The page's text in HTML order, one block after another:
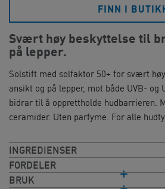
Svært høy beskyttelse til
på lepper.​
Solstift med solfaktor 50+ for svært
ansikt og på lepper, mot både UVB- og
bidrar til å opprettholde hudbarrieren.
ceramider. Uten parfyme. For alle
FINN I
INGREDIENSER
FORDELER
BRUK